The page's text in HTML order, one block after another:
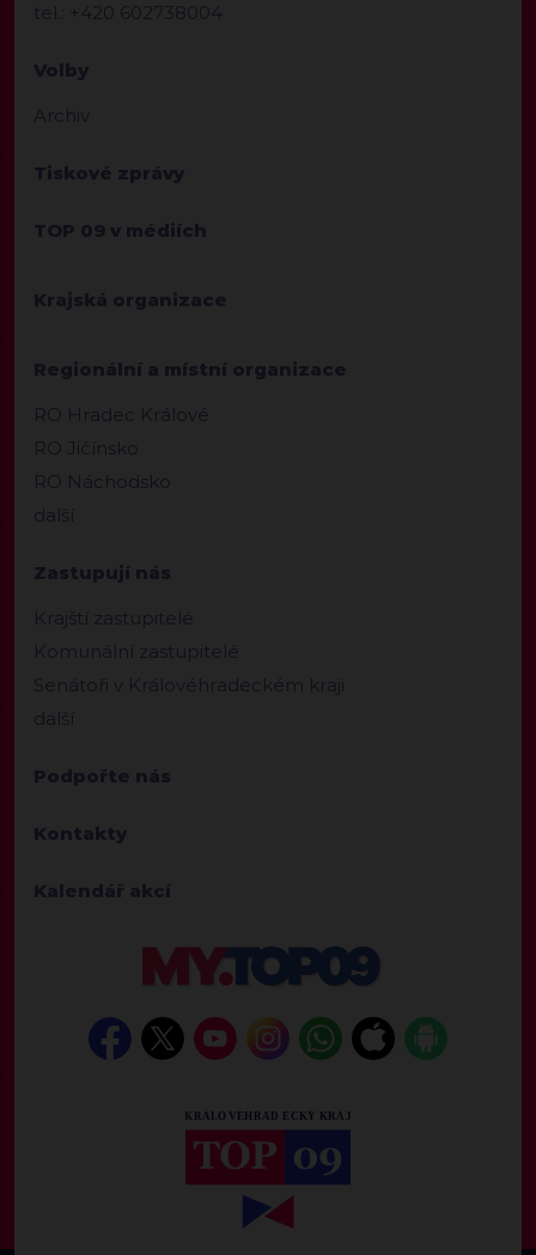
tel.: +420 602738004
Volby
Archiv
Tiskové zprávy
TOP 09 v médiích
Krajská organizace
Regionální a místní organizace
RO Hradec Králové
RO Jičínsko
RO Náchodsko
další
Zastupují nás
Krajští zastupitelé
Komunální zastupitelé
Senátoři v Královéhradeckém kraji
další
Podpořte nás
Kontakty
Kalendář akcí